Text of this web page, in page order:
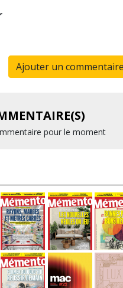
Ajouter un commentaire
pour le moment